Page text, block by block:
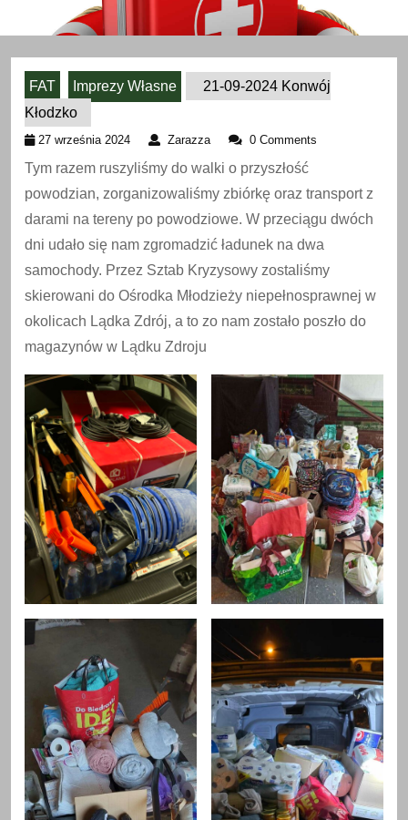
FAT Imprezy Własne
21-09-2024 Konwój
Kłodzko
27 września 2024
27
2024
Zarazza Zarazza0 Comments
Tym razem ruszyliśmy do walki o przyszłość
powodzian, zorganizowaliśmy zbiórkę oraz transport z
darami na tereny po powodziowe. W przeciągu dwóch
dni udało się nam zgromadzić ładunek na dwa
samochody. Przez Sztab Kryzysowy zostaliśmy
skierowani do Ośrodka Młodzieży niepełnosprawnej w
okolicach Lądka Zdrój, a to zo nam zostało poszło do
magazynów w Lądku Zdroju